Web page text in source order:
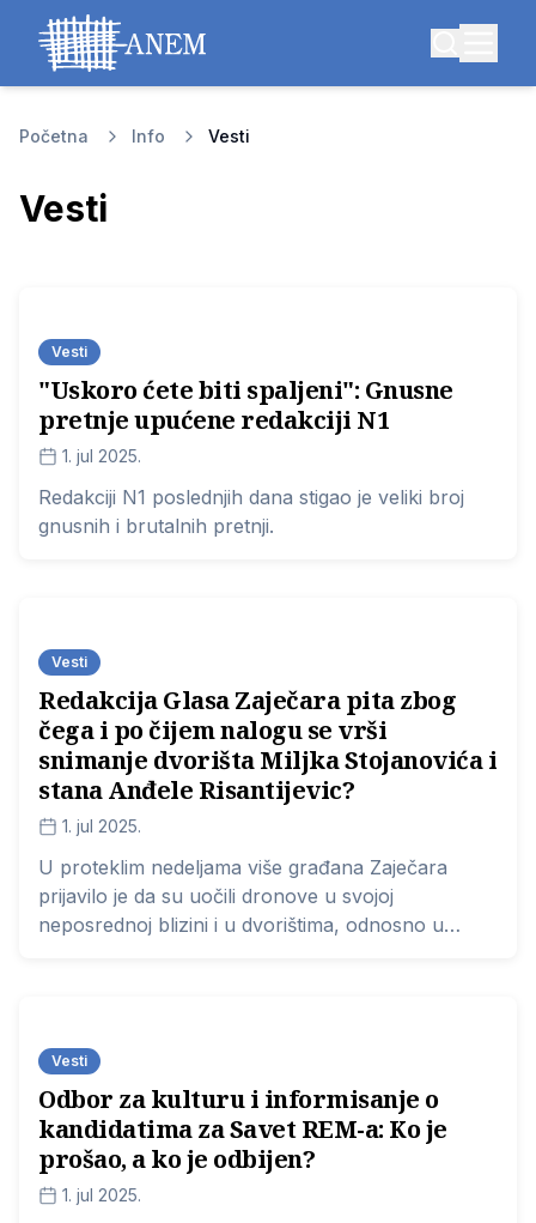
Početna Info Vesti
Vesti
Vesti
​"Uskoro ćete biti spaljeni": Gnusne
pretnje upućene redakciji N1
1. jul 2025.
Redakciji N1 poslednjih dana stigao je veliki broj
gnusnih i brutalnih pretnji.
Vesti
Redakcija Glasa Zaječara pita zbog
čega i po čijem nalogu se vrši
snimanje dvorišta Miljka Stojanovića i
stana Anđele Risantijevic?
1. jul 2025.
U proteklim nedeljama više građana Zaječara
prijavilo je da su uočili dronove u svojoj
neposrednoj blizini i u dvorištima, odnosno u
Vesti
Odbor za kulturu i informisanje o
kandidatima za Savet REM-a: Ko je
prošao, a ko je odbijen?
1. jul 2025.